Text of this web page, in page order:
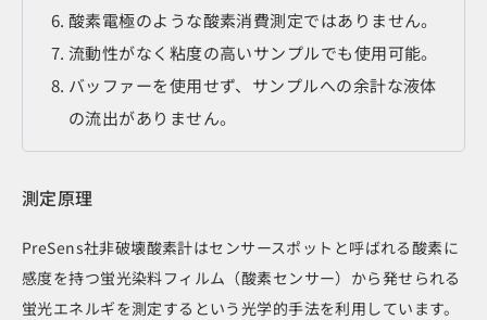
酸素電極のような酸素消費測定ではありません。
流動性がなく粘度の高いサンプルでも使用可能。
バッファーを使用せず、サンプルへの余計な液体
の流出がありません。
測定原理
PreSens社非破壊酸素計はセンサースポットと呼ばれる酸素に
感度を持つ蛍光染料フィルム（酸素センサー）から発せられる
蛍光エネルギを測定するという光学的手法を利用しています。